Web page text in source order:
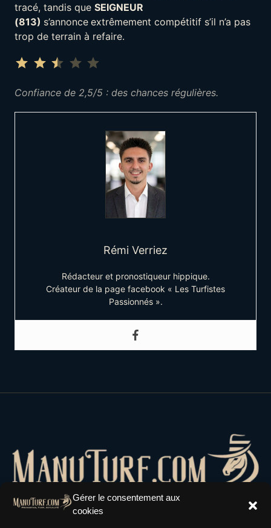
Gérer le consentement aux
cookies
tracé, tandis que SEIGNEUR
(813) s’annonce extrêmement compétitif s’il n’a pas
trop de terrain à refaire.
⭐⭐ ⭐
Confiance de 2,5/5 : des chances régulières.
Rémi Verriez
Rédacteur et pronostiqueur hippique.
Créateur de la page facebook « Les Turfistes
Passionnés ».